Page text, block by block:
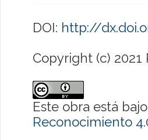
DOI: http://
Copyright (c) 2021
Este obra está
Reconocimiento